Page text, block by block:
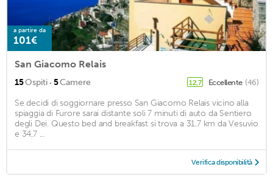
a partire da
101€
San Giacomo Relais
15Ospiti · 5Camere 12,7 Eccellente (46)
Se decidi di soggiornare presso San Giacomo Relais vicino alla
spiaggia di Furore sarai distante soli 7 minuti di auto da Sentiero
degli Dei. Questo bed and breakfast si trova a 31,7 km da Vesuvio
e 34,7 ...
Verifica disponibilità